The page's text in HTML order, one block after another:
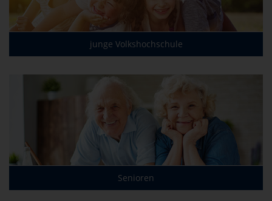
junge Volkshochschule
Senioren